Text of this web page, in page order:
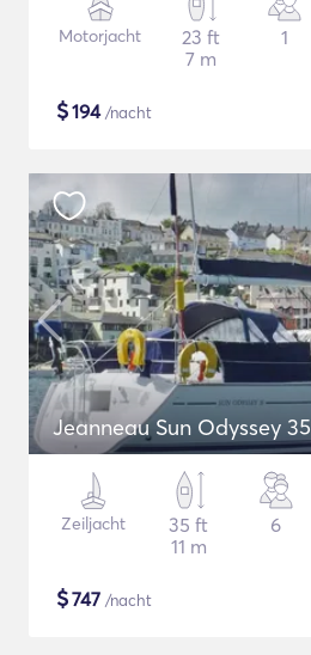
Motorjacht
23 ft
7 m
1
$194/nacht
Jeanneau Sun Odyssey 35
Zeiljacht
35 ft
11 m
6
$747 /nacht